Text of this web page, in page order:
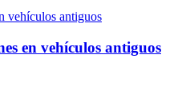
en vehículos antiguos